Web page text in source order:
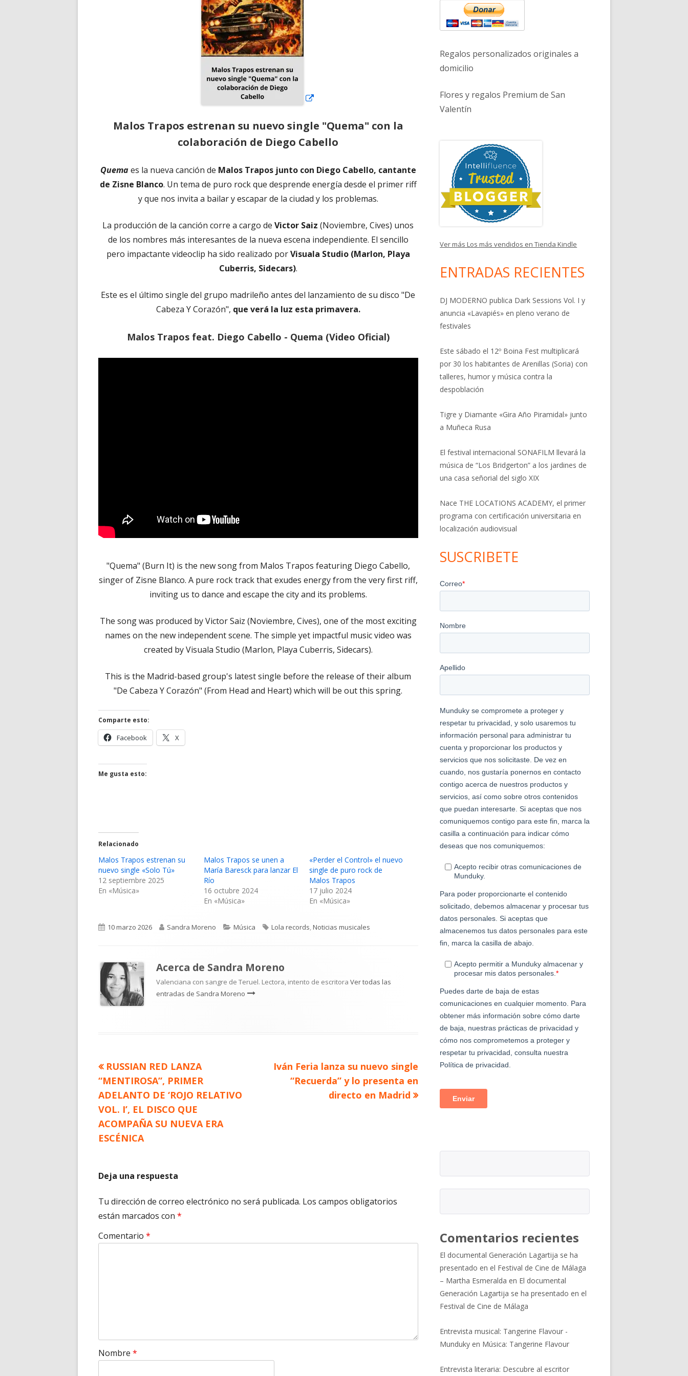
Malos Trapos estrenan su nuevo single "Quema" con la
colaboración de Diego Cabello
Quemaes la nueva canción de Malos Trapos junto con Diego Cabello, cantante
de Zisne Blanco. Un tema de puro rock que desprende energía desde el primer riff
y que nos invita a bailar y escapar de la ciudad y los problemas.
La producción de la canción corre a cargo deVictor Saiz (Noviembre, Cives) unos
de los nombres más interesantes de la nueva escena independiente. El sencillo
pero impactante videoclip ha sido realizado porVisuala Studio (Marlon, Playa
Cuberris, Sidecars).
Este es el último single del grupo madrileño antes del lanzamiento de su disco "De
Cabeza Y Corazón", que verá la luz esta primavera.
Malos Trapos feat. Diego Cabello - Quema (Video Oficial)
"Quema" (Burn It) is the new song from Malos Trapos featuring Diego Cabello,
singer of Zisne Blanco. A pure rock track that exudes energy from the very first riff,
inviting us to dance and escape the city and its problems.
The song was produced by Victor Saiz (Noviembre, Cives), one of the most exciting
names on the new independent scene. The simple yet impactful music video was
created by Visuala Studio (Marlon, Playa Cuberris, Sidecars).
This is the Madrid-based group's latest single before the release of their album
"De Cabeza Y Corazón" (From Head and Heart) which will be out this spring.
Comparte esto:
Facebook
Abrir
en
X
en
Me gusta esto:
Relacionado
Malos Trapos estrenan su
nuevo single «Solo Tú»
12 septiembre 2025
En «Música»
Malos Trapos se unen a
María Baresck para lanzar El
Río
16 octubre 2024
En «Música»
«Perder el Control» el nuevo
single de puro rock de
Malos Trapos
17 julio 2024
En «Música»
Publicado
10 marzo 2026 Autor
Sandra Moreno Categorías
Música Etiquetas
Lola records,Noticias musicales
Acerca de Sandra Moreno
Valenciana con sangre de Teruel. Lectora, intento de escritora Ver todas las
entradas de Sandra Moreno
Navegación
de
entradas
Artículo
anterior
RUSSIAN RED LANZA
“MENTIROSA”, PRIMER
ADELANTO DE ‘ROJO RELATIVO
VOL. I’, EL DISCO QUE
ACOMPAÑA SU NUEVA ERA
ESCÉNICA
Artículo
siguiente
Iván Feria lanza su nuevo single
“Recuerda” y lo presenta en
directo en Madrid
Deja una respuesta
Tu dirección de correo electrónico no será publicada. Los campos obligatorios
están marcados con *
Comentario *
Nombre *
Regalos personalizados originales a
domicilio
Flores y regalos Premium de San
Valentín
Ver más Los más vendidos en Tienda Kindle
ENTRADAS RECIENTES
DJ MODERNO publica Dark Sessions Vol. I y
anuncia «Lavapiés» en pleno verano de
festivales
Este sábado el 12º Boina Fest multiplicará
por 30 los habitantes de Arenillas (Soria) con
talleres, humor y música contra la
despoblación
Tigre y Diamante «Gira Año Piramidal» junto
a Muñeca Rusa
El festival internacional SONAFILM llevará la
música de “Los Bridgerton” a los jardines de
una casa señorial del siglo XIX
Nace THE LOCATIONS ACADEMY, el primer
programa con certificación universitaria en
localización audiovisual
SUSCRIBETE
Comentarios recientes
El documental Generación Lagartija se ha
presentado en el Festival de Cine de Málaga
– Martha Esmeralda en El documental
Generación Lagartija se ha presentado en el
Festival de Cine de Málaga
Entrevista musical: Tangerine Flavour -
Munduky en Música: Tangerine Flavour
Entrevista literaria: Descubre al escritor